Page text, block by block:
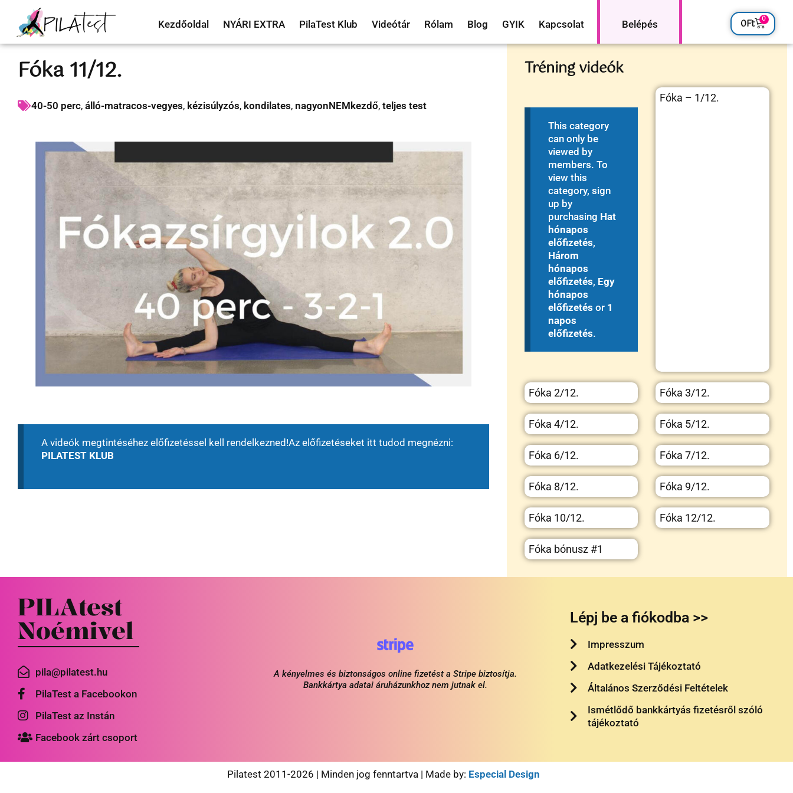
Kezdőoldal NYÁRI EXTRA PilaTest Klub Videótár Rólam Blog GYIK Kapcsolat Belépés 0Ft 0
Fóka 11/12.
40-50 perc, álló-matracos-vegyes, kézisúlyzós, kondilates, nagyonNEMkezdő, teljes test
A videók megtintéséhez előfizetéssel kell rendelkezned!Az előfizetéseket itt tudod megnézni:
PILATEST KLUB
Tréning videók
This category
can only be
viewed by
members. To
view this
category, sign
up by
purchasing Hat
hónapos
előfizetés,
Három
hónapos
előfizetés, Egy
hónapos
előfizetés or 1
napos
előfizetés.
Fóka – 1/12.
Fóka 2/12. Fóka 3/12.
Fóka 4/12. Fóka 5/12.
Fóka 6/12. Fóka 7/12.
Fóka 8/12. Fóka 9/12.
Fóka 10/12. Fóka 12/12.
Fóka bónusz #1
PILAtest
Noémivel
pila@pilatest.hu
PilaTest a Facebookon
PilaTest az Instán
Facebook zárt csoport
A kényelmes és biztonságos online fizetést a Stripe biztosítja.
Bankkártya adatai áruházunkhoz nem jutnak el.
Lépj be a fiókodba >>
Impresszum
Adatkezelési Tájékoztató
Általános Szerződési Feltételek
Ismétlődő bankkártyás fizetésről szóló
tájékoztató
Pilatest 2011-2026 | Minden jog fenntartva | Made by: Especial Design